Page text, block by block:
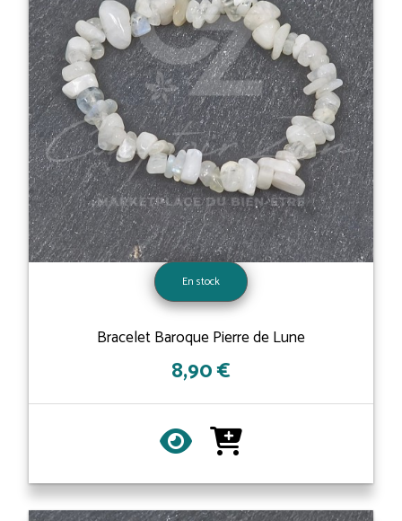
En stock
Bracelet Baroque Pierre de Lune
8,90 €